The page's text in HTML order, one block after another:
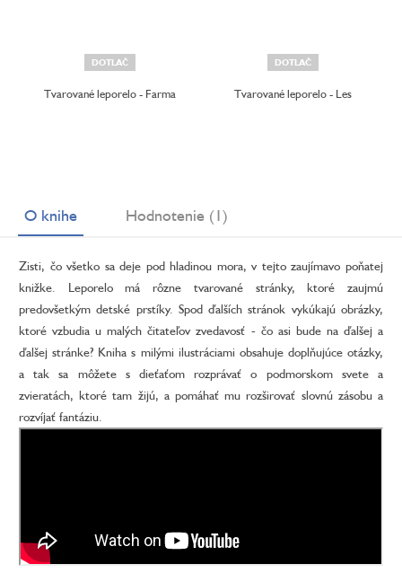
DOTLAČ
Tvarované leporelo - Farma
DOTLAČ
Tvarované leporelo - Les
O knihe Hodnotenie (1)
Zisti, čo všetko sa deje pod hladinou mora, v tejto zaujímavo poňatej
knižke. Leporelo má rôzne tvarované stránky, ktoré zaujmú
predovšetkým detské prstíky. Spod ďalších stránok vykúkajú obrázky,
ktoré vzbudia u malých čitateľov zvedavosť - čo asi bude na ďalšej a
ďalšej stránke? Kniha s milými ilustráciami obsahuje doplňujúce otázky,
a tak sa môžete s dieťaťom rozprávať o podmorskom svete a
zvieratách, ktoré tam žijú, a pomáhať mu rozširovať slovnú zásobu a
rozvíjať fantáziu.